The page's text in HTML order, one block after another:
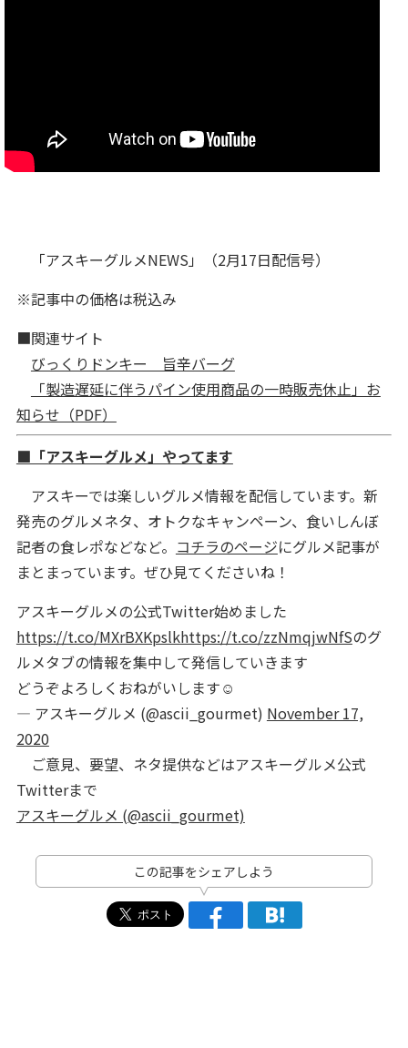
「アスキーグルメNEWS」（2月17日配信号）
※記事中の価格は税込み
■関連サイト
びっくりドンキー 旨辛バーグ
「製造遅延に伴うパイン使用商品の一時販売休止」お
知らせ（PDF）
■「アスキーグルメ」やってます
アスキーでは楽しいグルメ情報を配信しています。新
発売のグルメネタ、オトクなキャンペーン、食いしんぼ
記者の食レポなどなど。 コチラのページにグルメ記事が
まとまっています。ぜひ見てくださいね！
アスキーグルメの公式Twitter始めました
https://t.co/MXrBXKpslkhttps://t.co/zzNmqjwNfSのグ
ルメタブの情報を集中して発信していきます
どうぞよろしくおねがいします☺️
— アスキーグルメ (@ascii_gourmet) November 17,
2020
ご意見、要望、ネタ提供などはアスキーグルメ公式
Twitterまで
アスキーグルメ (@ascii_gourmet)
この記事をシェアしよう